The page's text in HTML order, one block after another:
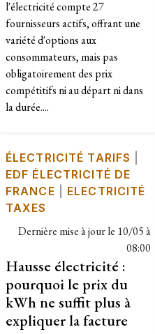
l'électricité compte 27
fournisseurs actifs, offrant une
variété d'options aux
consommateurs, mais pas
obligatoirement des prix
compétitifs ni au départ ni dans
la durée....
ÉLECTRICITÉ TARIFS
EDF ÉLECTRICITÉ DE
FRANCE
ELECTRICITÉ
TAXES
Dernière mise à jour le 10/05 à
08:00
Hausse électricité :
pourquoi le prix du
kWh ne suffit plus à
expliquer la facture